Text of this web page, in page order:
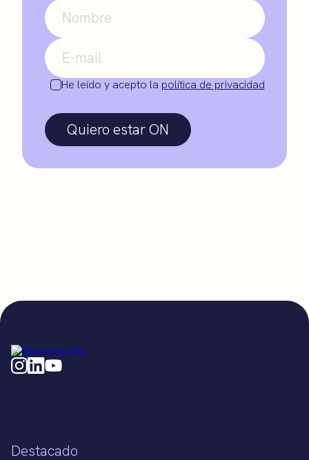
He leído y acepto la política de privacidad
Quiero estar ON
Destacado